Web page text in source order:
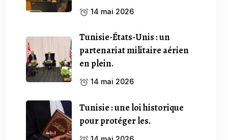
14 mai 2026
Tunisie-États-Unis : un
partenariat militaire aérien
en plein.
14 mai 2026
Tunisie : une loi historique
pour protéger les.